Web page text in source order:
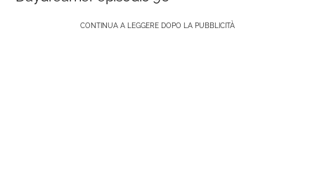
CONTINUA A LEGGERE DOPO LA PUBBLICITÀ